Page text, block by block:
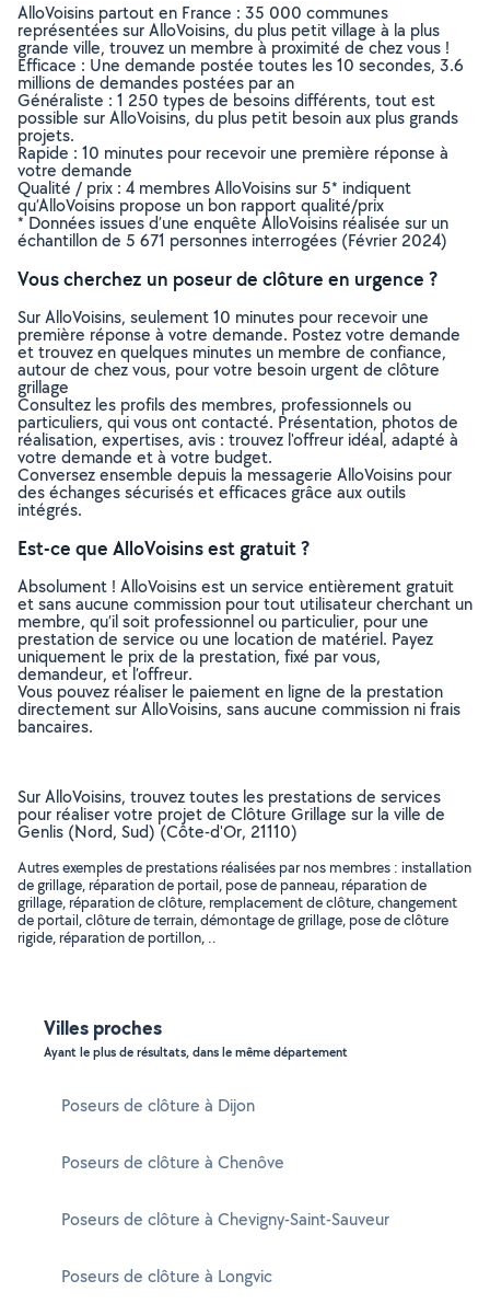
AlloVoisins partout en France : 35 000 communes
représentées sur AlloVoisins, du plus petit village à la plus
grande ville, trouvez un membre à proximité de chez vous !
Efficace : Une demande postée toutes les 10 secondes, 3.6
millions de demandes postées par an
Généraliste : 1 250 types de besoins différents, tout est
possible sur AlloVoisins, du plus petit besoin aux plus grands
projets.
Rapide : 10 minutes pour recevoir une première réponse à
votre demande
Qualité / prix : 4 membres AlloVoisins sur 5* indiquent
qu’AlloVoisins propose un bon rapport qualité/prix
* Données issues d’une enquête AlloVoisins réalisée sur un
échantillon de 5 671 personnes interrogées (Février 2024)
Vous cherchez un poseur de clôture en urgence ?
Sur AlloVoisins, seulement 10 minutes pour recevoir une
première réponse à votre demande. Postez votre demande
et trouvez en quelques minutes un membre de confiance,
autour de chez vous, pour votre besoin urgent de clôture
grillage
Consultez les profils des membres, professionnels ou
particuliers, qui vous ont contacté. Présentation, photos de
réalisation, expertises, avis : trouvez l'offreur idéal, adapté à
votre demande et à votre budget.
Conversez ensemble depuis la messagerie AlloVoisins pour
des échanges sécurisés et efficaces grâce aux outils
intégrés.
Est-ce que AlloVoisins est gratuit ?
Absolument ! AlloVoisins est un service entièrement gratuit
et sans aucune commission pour tout utilisateur cherchant un
membre, qu’il soit professionnel ou particulier, pour une
prestation de service ou une location de matériel. Payez
uniquement le prix de la prestation, fixé par vous,
demandeur, et l’offreur.
Vous pouvez réaliser le paiement en ligne de la prestation
directement sur AlloVoisins, sans aucune commission ni frais
bancaires.
Sur AlloVoisins, trouvez toutes les prestations de services
pour réaliser votre projet de Clôture Grillage sur la ville de
Genlis (Nord, Sud) (Côte-d'Or, 21110)
Autres exemples de prestations réalisées par nos membres : installation
de grillage, réparation de portail, pose de panneau, réparation de
grillage, réparation de clôture, remplacement de clôture, changement
de portail, clôture de terrain, démontage de grillage, pose de clôture
rigide, réparation de portillon, ..
Villes proches
Ayant le plus de résultats, dans le même département
Poseurs de clôture à Dijon
Poseurs de clôture à Chenôve
Poseurs de clôture à Chevigny-Saint-Sauveur
Poseurs de clôture à Longvic